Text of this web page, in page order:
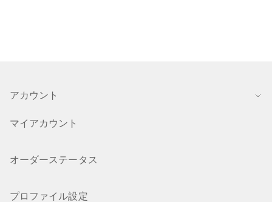
アカウント
マイアカウント
オーダーステータス
プロファイル設定